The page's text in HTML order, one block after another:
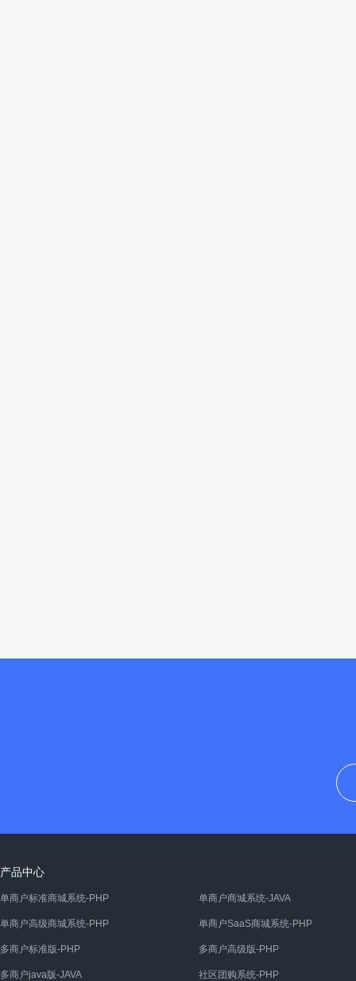
产品中心
单商户标准商城系统-PHP 单商户商城系统-JAVA
单商户高级商城系统-PHP 单商户SaaS商城系统-PHP
多商户标准版-PHP 多商户高级版-PHP
多商户java版-JAVA 社区团购系统-PHP